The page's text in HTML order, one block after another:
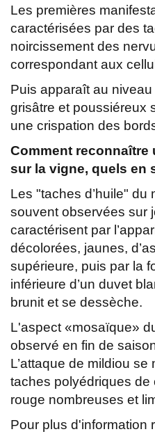
Les premières
caractérisées par des
noircissement des
correspondant aux
Puis apparaît au
grisâtre et poussiéreux
une crispation des
Comment reconnaître
sur la vigne, quels en
Les "taches d’huile" du
souvent observées sur
caractérisent par
décolorées, jaunes,
supérieure, puis par la
inférieure d’un duvet
brunit et se dessèche.
L'aspect «mosaïque»
observé en fin de
L’attaque de mildiou
taches polyédriques de
rouge nombreuses et
Pour plus d'information